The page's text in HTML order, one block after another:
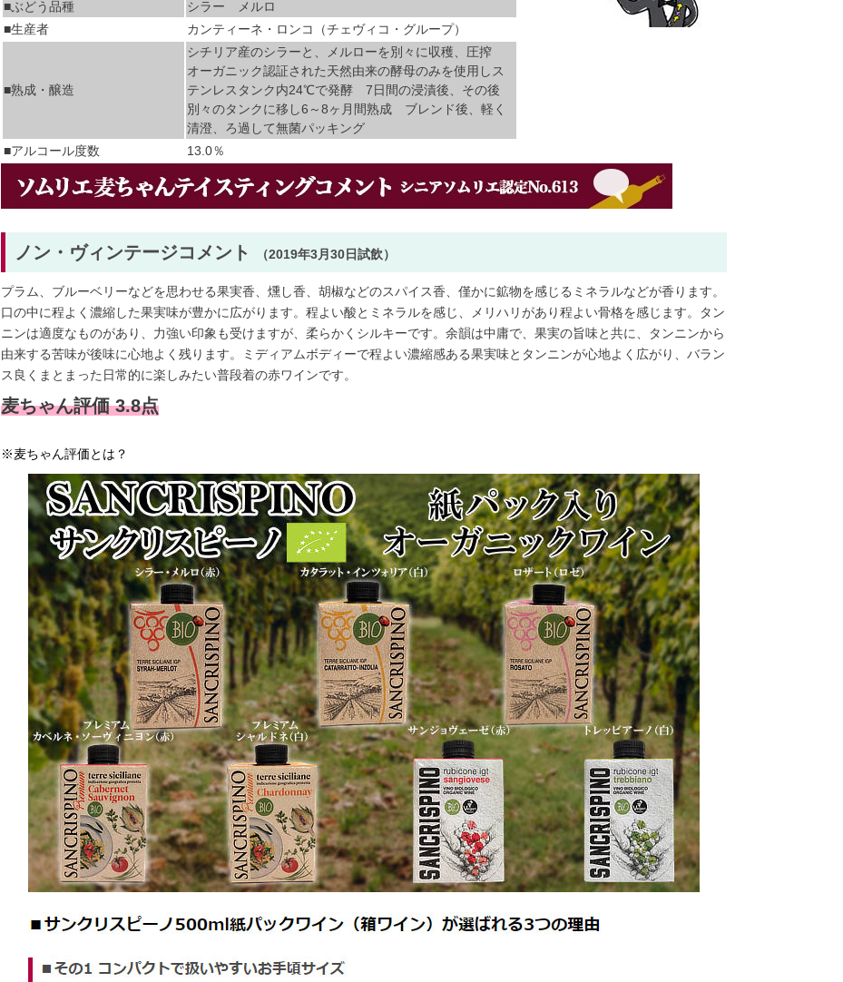
■ぶどう品種
シラー メルロ
■生産者
カンティーネ・ロンコ（チェヴィコ・グループ）
■熟成・醸造
シチリア産のシラーと、メルローを別々に収穫、圧搾
オーガニック認証された天然由来の酵母のみを使用しス
テンレスタンク内24℃で発酵 7日間の浸漬後、その後
別々のタンクに移し6～8ヶ月間熟成 ブレンド後、軽く
清澄、ろ過して無菌パッキング
■アルコール度数
13.0％
ノン・ヴィンテージコメント （2019年3月30日試飲）
プラム、ブルーベリーなどを思わせる果実香、燻し香、胡椒などのスパイス香、僅かに鉱物を感じるミネラルなどが香ります。
口の中に程よく濃縮した果実味が豊かに広がります。程よい酸とミネラルを感じ、メリハリがあり程よい骨格を感じます。タン
ニンは適度なものがあり、力強い印象も受けますが、柔らかくシルキーです。余韻は中庸で、果実の旨味と共に、タンニンから
由来する苦味が後味に心地よく残ります。ミディアムボディーで程よい濃縮感ある果実味とタンニンが心地よく広がり、バラン
ス良くまとまった日常的に楽しみたい普段着の赤ワインです。
麦ちゃん評価 3.8点
※麦ちゃん評価とは？